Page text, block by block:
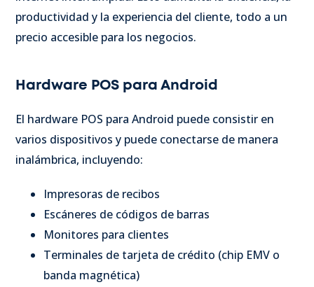
productividad y la experiencia del cliente, todo a un
precio accesible para los negocios.
Hardware POS para Android
El hardware POS para Android puede consistir en
varios dispositivos y puede conectarse de manera
inalámbrica, incluyendo:
Impresoras de recibos
Escáneres de códigos de barras
Monitores para clientes
Terminales de tarjeta de crédito (chip EMV o
banda magnética)